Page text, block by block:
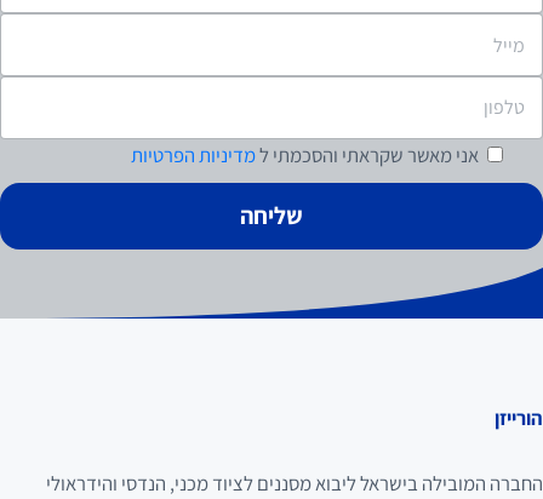
אני מאשרשקראתי והסכמתי למדיניות הפרטיות
הורייזן
החברה המובילה בישראל ליבוא מסננים לציוד מכני, הנדסי והידראולי